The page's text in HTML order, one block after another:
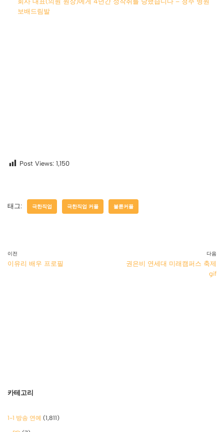
보배드림발
Post Views: 1,150
태그: 극한직업 극한직업 커플 불륜커플
이전
이유리 배우 프로필
다음
권은비 연세대 미래캠퍼스 축제
gif
카테고리
1-1 방송 연예 (1,811)